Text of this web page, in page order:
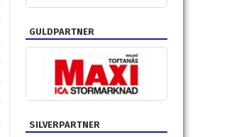
GULDPARTNER
SILVERPARTNER